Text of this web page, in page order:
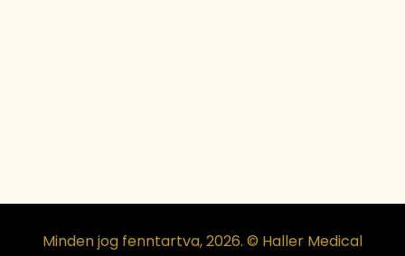
Minden jog fenntartva, 2026. © Haller Medical